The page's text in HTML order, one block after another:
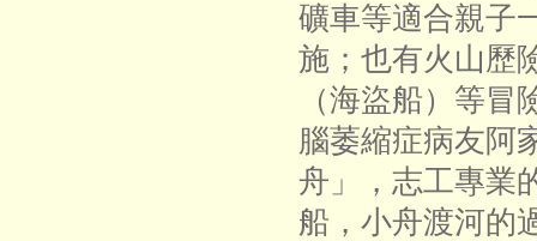
礦車等適合親子
施；也有火山歷
（海盜船）等
腦萎縮症病友阿
舟」，志工專業
船，小舟渡河的